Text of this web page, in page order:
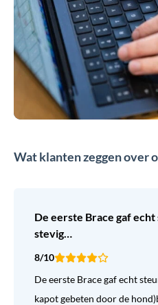
Wat klanten zeggen over
De eerste Brace gaf echt
stevig…
8/10
De eerste Brace gaf echt
kapot gebeten door de